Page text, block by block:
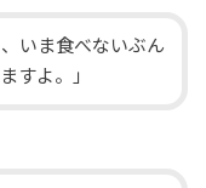
いま食べないぶん
すよ。」